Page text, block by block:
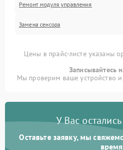
Ремонт модуля управления
Замена сенсора
Цены в прайс-листе указаны
Записывайтесь
Мы проверим ваше устройство
У Вас
Оставьте заявку, мы
время